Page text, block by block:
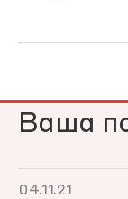
Ваша
04.11.21